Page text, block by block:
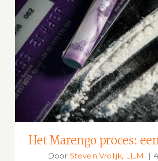
Het Marengo proces:
Het Marengo proces:
Door Steven Vrolijk, LL.M. |